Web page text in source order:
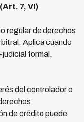
7, VI)
regular de derechos
Aplica cuando
judicial formal.
del controlador o
de crédito puede